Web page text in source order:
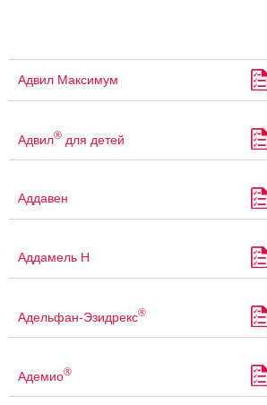
Адвил Максимум
Адвил® для детей
Аддавен
Аддамель Н
Адельфан-Эзидрекс®
Адемио®